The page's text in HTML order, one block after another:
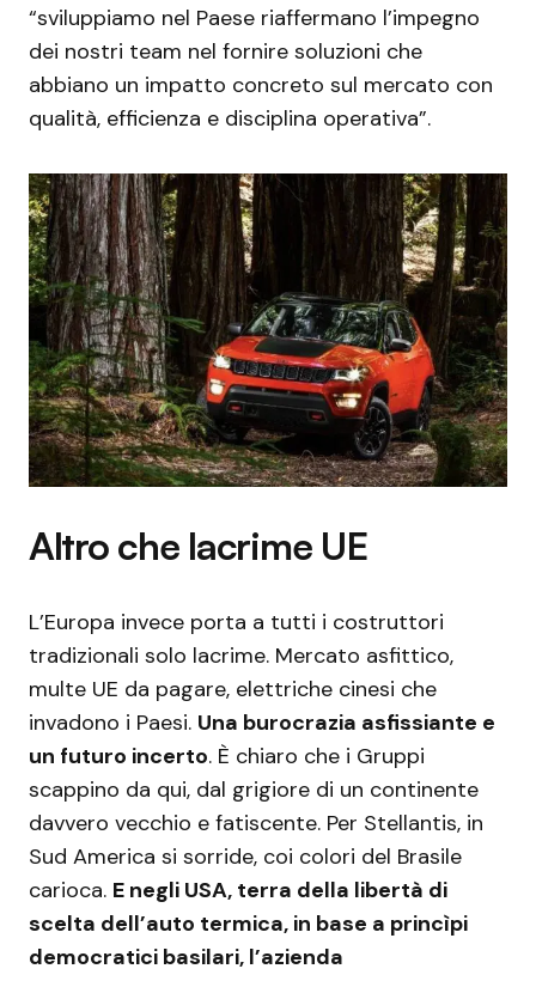
“sviluppiamo nel Paese riaffermano l’impegno
dei nostri team nel fornire soluzioni che
abbiano un impatto concreto sul mercato con
qualità, efficienza e disciplina operativa”.
Altro che lacrime UE
L’Europa invece porta a tutti i costruttori
tradizionali solo lacrime. Mercato asfittico,
multe UE da pagare, elettriche cinesi che
invadono i Paesi. Una burocrazia asfissiante e
un futuro incerto. È chiaro che i Gruppi
scappino da qui, dal grigiore di un continente
davvero vecchio e fatiscente. Per Stellantis, in
Sud America si sorride, coi colori del Brasile
carioca. E negli USA, terra della libertà di
scelta dell’auto termica, in base a princìpi
democratici basilari, l’azienda